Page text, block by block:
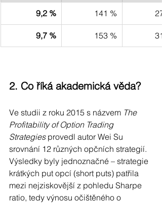
9,2 % 141 %
9,7 % 153 %
2. Co říká akademická věda?
Ve studii z roku 2015 s názvem The
Profitability of Option Trading
Strategies provedl autor Wei Su
srovnání 12 různých opčních strategií.
Výsledky byly jednoznačné – strategie
krátkých put opcí (short puts) patřila
mezi nejziskovější z pohledu Sharpe
ratio, tedy výnosu očištěného o